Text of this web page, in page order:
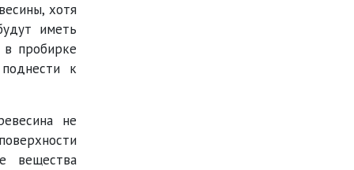
хотя
иметь
в пробирке
к
не
вещества